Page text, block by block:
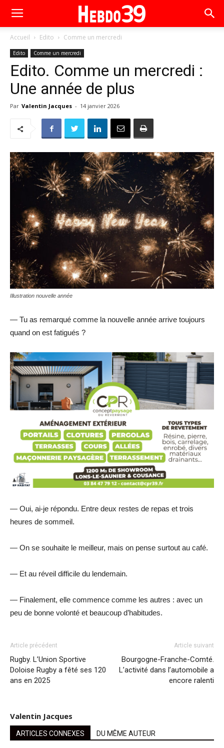
Accueil Edito Comme un mercredi
Edito Comme un mercredi
Edito. Comme un mercredi :
Une année de plus
Par Valentin Jacques - 14 janvier 2026
Illustration nouvelle année
— Tu as remarqué comme la nouvelle année arrive toujours
quand on est fatigués ?
— Oui, ai-je répondu. Entre deux restes de repas et trois
heures de sommeil.
— On se souhaite le meilleur, mais on pense surtout au café.
— Et au réveil difficile du lendemain.
— Finalement, elle commence comme les autres : avec un
peu de bonne volonté et beaucoup d’habitudes.
Article précédent
Rugby. L’Union Sportive
Doloise Rugby a fêté ses 120
ans en 2025
Article suivant
Bourgogne-Franche-Comté.
L’activité dans l’automobile a
encore ralenti
Valentin Jacques
ARTICLES CONNEXES DU MÊME AUTEUR